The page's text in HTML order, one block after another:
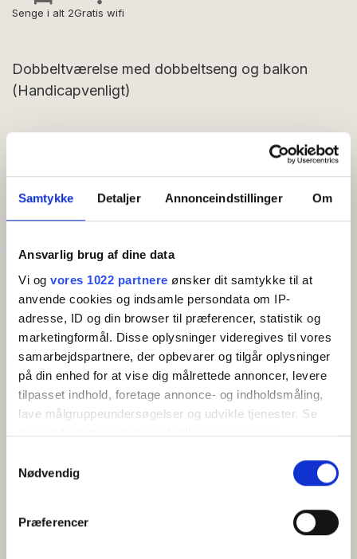
Samtykke Detaljer Annonceindstillinger Om
Ansvarlig brug af dine data
Vi og vores 1022 partnere ønsker dit samtykke til at
anvende cookies og indsamle persondata om IP-
adresse, ID og din browser til præferencer, statistik og
marketingformål. Disse oplysninger videregives til vores
samarbejdspartnere, der opbevarer og tilgår oplysninger
på din enhed for at vise dig målrettede annoncer, levere
tilpasset indhold, foretage annonce- og indholdsmåling,
lave målgruppeundersøgelser og udvikle tjenester. Se
mere information underindstillingerog i vores
tilbage eller ændre indstillinger fra vores
"Cookiedeklaration", eller ved at trykke på "Privacy
Nødvendig
Præferencer
Senge i alt 2Gratis wifi
Dobbeltværelse med dobbeltseng og balkon
(Handicapvenligt)
Generelt
Senge i alt: 2
Faciliteter
Gratis wifi
Køleskab
OM
udsigt til skoven eller naturgrunden omkring hotellet. Alle
værelser er individuelt indrettet med bornholmsk kunst fra Jo
velindrettet badeværelse. Kombineret soveværelse og
opholdsrum med stor dobbeltseng fra Auping, tv, elkedel samt